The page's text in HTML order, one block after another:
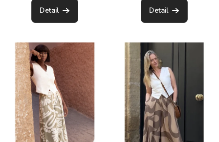
Detail Detail